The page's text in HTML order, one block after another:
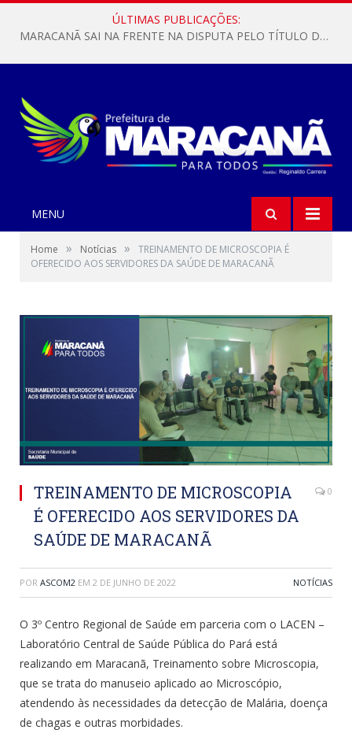
ÚLTIMAS PUBLICAÇÕES:
MARACANÃ SAI NA FRENTE NA DISPUTA PELO TÍTULO DA COPA PARÁ SUB-17!
MENU
Home » Notícias »
TREINAMENTO DE MICROSCOPIA É
OFERECIDO AOS SERVIDORES DA SAÚDE DE MARACANÃ
TREINAMENTO DE MICROSCOPIA
É OFERECIDO AOS SERVIDORES DA
SAÚDE DE MARACANÃ
0
POR ASCOM2 EM 2 DE JUNHO DE 2022 NOTÍCIAS
O 3º Centro Regional de Saúde em parceria com o LACEN –
Laboratório Central de Saúde Pública do Pará está
realizando em Maracanã, Treinamento sobre Microscopia,
que se trata do manuseio aplicado ao Microscópio,
atendendo às necessidades da detecção de Malária, doença
de chagas e outras morbidades.